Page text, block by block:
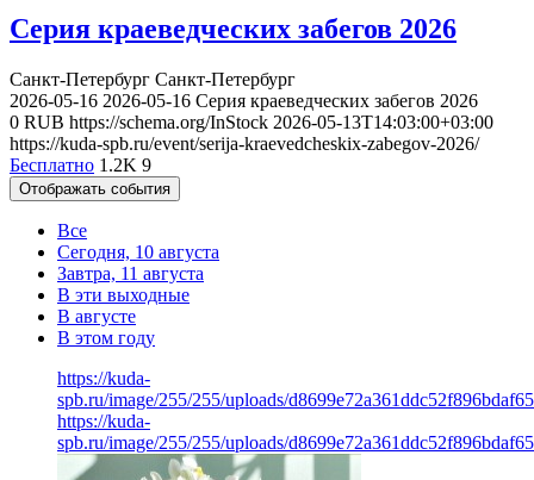
Серия краеведческих забегов 2026
Санкт-Петербург Санкт-Петербург
2026-05-16 2026-05-16 Серия краеведческих забегов 2026
0 RUB https://schema.org/InStock 2026-05-13T14:03:00+03:00
https://kuda-spb.ru/event/serija-kraevedcheskix-zabegov-2026/
Бесплатно 1.2K 9
Отображать события
Все
Сегодня, 10 августа
Завтра, 11 августа
В эти выходные
В августе
В этом году
https://kuda-
spb.ru/image/255/255/uploads/
https://kuda-
spb.ru/image/255/255/uploads/